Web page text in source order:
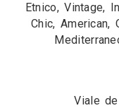
Etnico, Vintage,
Chic, American,
Viale